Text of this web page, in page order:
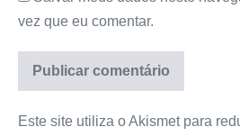
vez que eu comentar.
Este site utiliza o Akismet para